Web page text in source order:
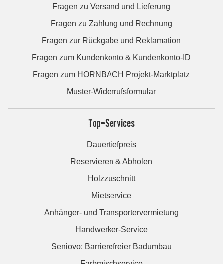
Fragen zu Versand und Lieferung
Fragen zu Zahlung und Rechnung
Fragen zur Rückgabe und Reklamation
Fragen zum Kundenkonto & Kundenkonto-ID
Fragen zum HORNBACH Projekt-Marktplatz
Muster-Widerrufsformular
Top-Services
Dauertiefpreis
Reservieren & Abholen
Holzzuschnitt
Mietservice
Anhänger- und Transportervermietung
Handwerker-Service
Seniovo: Barrierefreier Badumbau